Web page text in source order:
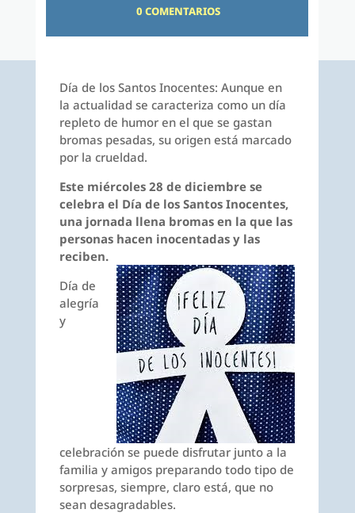
0 COMENTARIOS
Día de los Santos Inocentes: Aunque en
la actualidad se caracteriza como un día
repleto de humor en el que se gastan
bromas pesadas, su origen está marcado
por la crueldad.
Este miércoles 28 de diciembre se
celebra el Día de los Santos Inocentes,
una jornada llena bromas en la que las
personas hacen inocentadas y las
reciben.
Día de
alegría
y
celebración se puede disfrutar junto a la
familia y amigos preparando todo tipo de
sorpresas, siempre, claro está, que no
sean desagradables.